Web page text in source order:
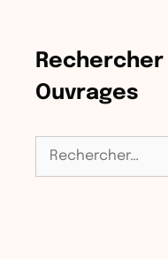
Rechercher
Ouvrages
Rechercher :